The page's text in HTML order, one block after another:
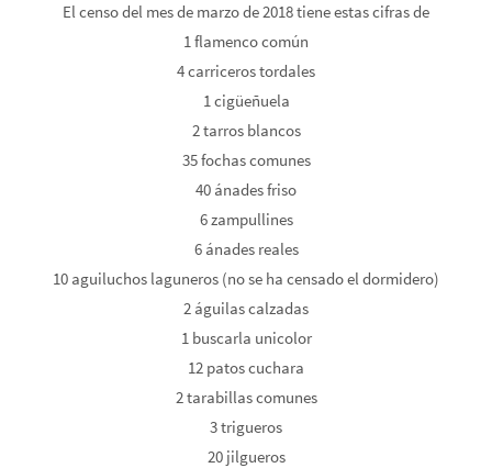
El censo del mes de marzo de 2018 tiene estas cifras de
1 flamenco común
4 carriceros tordales
1 cigüeñuela
2 tarros blancos
35 fochas comunes
40 ánades friso
6 zampullines
6 ánades reales
10 aguiluchos laguneros (no se ha censado el dormidero)
2 águilas calzadas
1 buscarla unicolor
12 patos cuchara
2 tarabillas comunes
3 trigueros
20 jilgueros